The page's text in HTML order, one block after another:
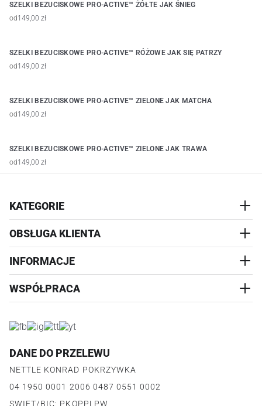
SZELKI BEZUCISKOWE PRO-ACTIVE™ ŻÓŁTE JAK ŚNIEG
od149,00 zł
SZELKI BEZUCISKOWE PRO-ACTIVE™ RÓŻOWE JAK SIĘ PATRZY
od149,00 zł
SZELKI BEZUCISKOWE PRO-ACTIVE™ ZIELONE JAK MATCHA
od149,00 zł
SZELKI BEZUCISKOWE PRO-ACTIVE™ ZIELONE JAK TRAWA
od149,00 zł
KATEGORIE
AKCESORIA
WYPRZEDAŻ
OBSŁUGA KLIENTA
REALIZACJA I WYSYŁKA
WYMIANA
PŁATNOŚCI
FAQ
INFORMACJE
KONTAKT
O PRODUKCIE
WSPÓŁPRACA
JAK DZIAŁA PROGRAM
REGULAMIN PROGRAMU
POLITYKA PRYWATNOŚCI PROGRAMU
DANE DO PRZELEWU
NETTLE KONRAD POKRZYWKA
04 1950 0001 2006 0487 0551 0002
SWIFT/BIC: PKOPPLPW